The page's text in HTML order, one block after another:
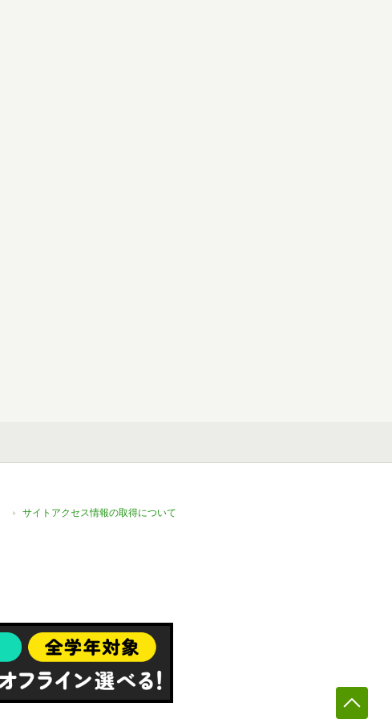
サイトアクセス情報の取得について